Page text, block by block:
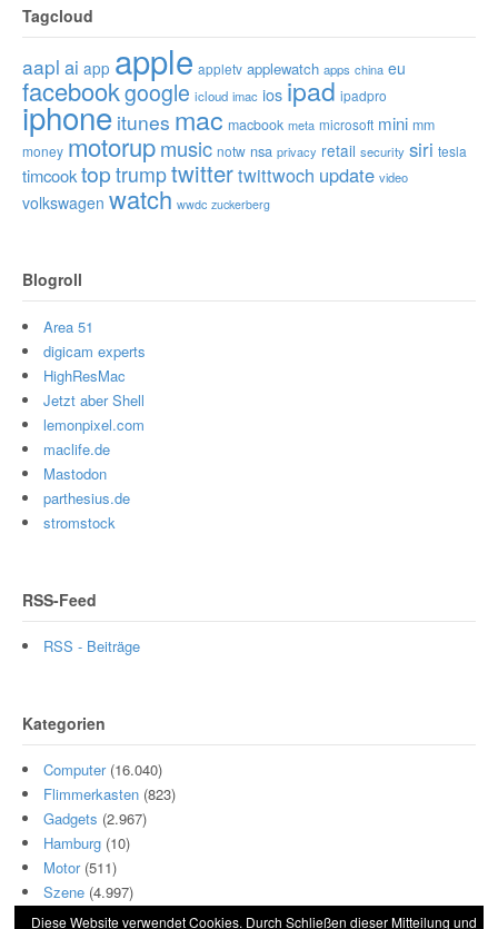
Tagcloud
aapl ai app apple appletv applewatch apps china eu
facebookgoogle icloud imac ios ipad ipadpro
iphone itunes mac macbook meta microsoft mini mm
money motorupmusic notw nsa privacy retail security siri tesla
timcooktop trumptwittertwittwoch update video
volkswagen watch wwdc zuckerberg
Blogroll
Area 51
digicam experts
HighResMac
Jetzt aber Shell
lemonpixel.com
maclife.de
Mastodon
parthesius.de
stromstock
RSS-Feed
RSS - Beiträge
Kategorien
Computer(16.040)
Flimmerkasten (823)
Gadgets (2.967)
Hamburg (10)
Motor(511)
Szene (4.997)
Diese Website verwendet Cookies. Durch Schließen dieser Mitteilung und